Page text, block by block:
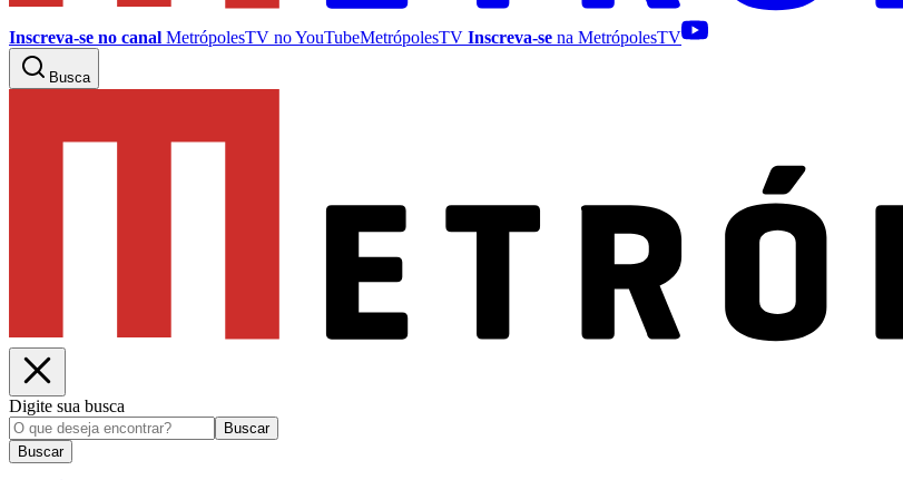
Inscreva-se no canal MetrópolesTV noYouTubeMetrópolesTV Inscreva-se na MetrópolesTV
Busca
Digite sua busca
Buscar
Buscar